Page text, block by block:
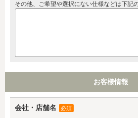
その他、ご希望や選択にない仕様などは下記
お客様情報
会社・店舗名 必須